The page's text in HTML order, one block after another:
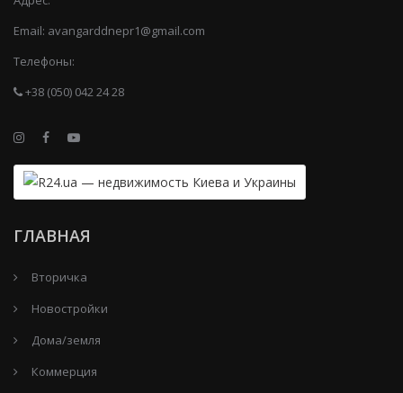
Email: avangarddnepr1@gmail.com
Телефоны:
+38 (050) 042 24 28
ГЛАВНАЯ
Вторичка
Новостройки
Дома/земля
Коммерция